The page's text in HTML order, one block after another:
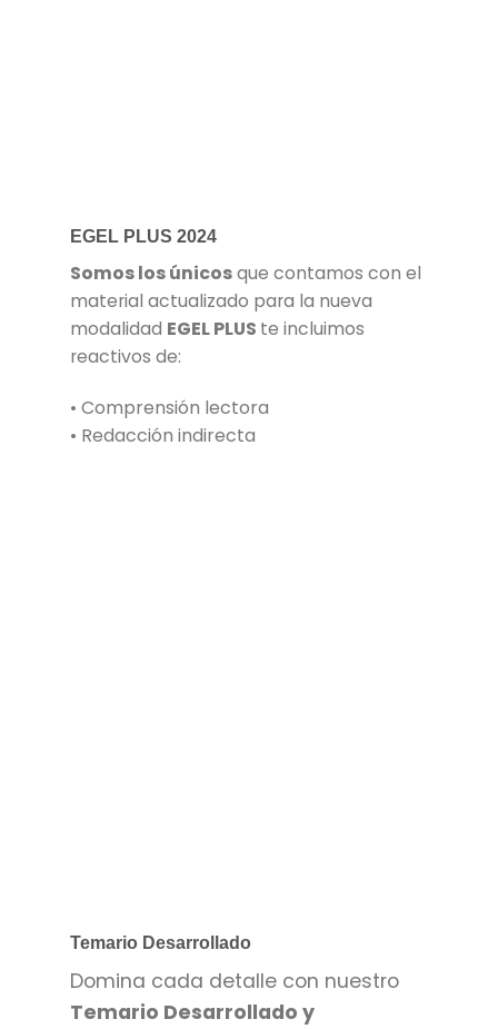
EGEL PLUS 2024
Somos los únicosque contamos con el
material actualizado para la nueva
modalidad EGEL PLUS te incluimos
reactivos de:
• Comprensión lectora
• Redacción indirecta
Temario Desarrollado
Domina cada detalle con nuestro
Temario Desarrollado y